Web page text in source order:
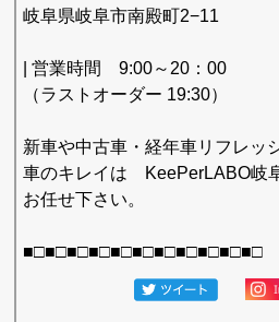
岐阜県岐阜市南殿町2−11
| 営業時間 9:00～20：00
（ラストオーダー 19:30）
新車や中古車・経年車リフレッ
車のキレイは KeePerLABO岐
お任せ下さい。
■□■□■□■□■□■□■□■□■□■□■□